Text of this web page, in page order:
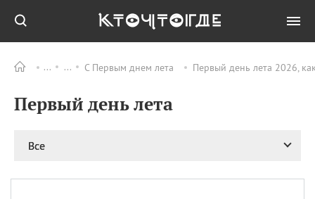
С Первым днем лета Первый день лета 2026,
Первый день лета
Все
ПРАЗДНИКИ Все
08.08
День мира в Аугсбурге